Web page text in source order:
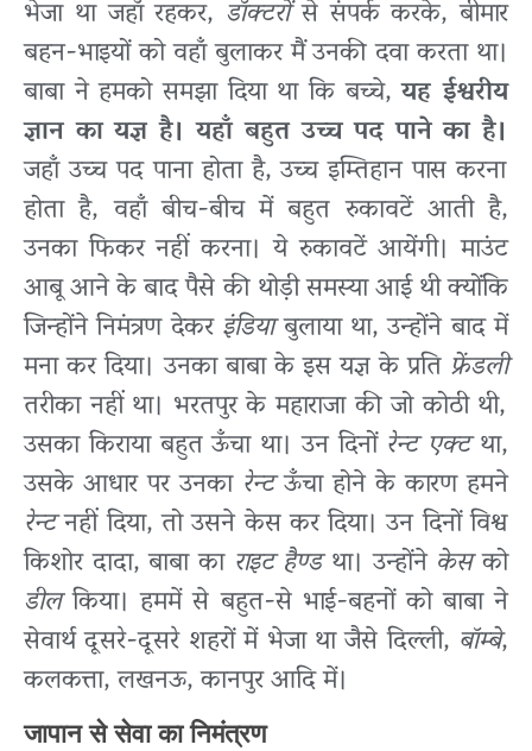
भेजा था जहाँ रहकर, डॉक्टरोंसे संपर्क करके, बीमार
बहन-भाइयों को वहाँ बुलाकर मैं उनकी दवा करता था।
बाबा ने हमको समझा दिया था कि बच्चे,यह ईश्वरीय
ज्ञान का यज्ञ है। यहाँ बहुत उच्च पद पाने का है।
जहाँ उच्च पद पाना होता है, उच्च इम्तिहान पास करना
होता है, वहाँ बीच-बीच में बहुत रुकावटें आती है,
उनका फिकर नहीं करना। ये रुकावटें आयेंगी। माउंट
आबू आने के बाद पैसे की थोड़ी समस्या आई थी क्योंकि
जिन्होंने निमंत्रण देकरइंडियाबुलाया था, उन्होंने बाद में
मना कर दिया। उनका बाबा के इस यज्ञ के प्रतिफ्रेंडली
तरीका नहीं था। भरतपुर के महाराजा की जो कोठी थी,
उसका किराया बहुत ऊँचा था। उन दिनोंरेन्ट एक्टथा,
उसके आधार पर उनका रेन्टऊँचा होने के कारण हमने
रेन्टनहीं दिया, तो उसने केस कर दिया। उन दिनों विश्व
किशोर दादा, बाबा का राइट हैण्डथा। उन्होंनेकेसको
डीलकिया। हममें से बहुत-से भाई-बहनों को बाबा ने
सेवार्थ दूसरे-दूसरे शहरों में भेजा था जैसे दिल्ली, बॉम्बे,
कलकत्ता, लखनऊ, कानपुर आदि में।
जापान से सेवा का निमंत्रण